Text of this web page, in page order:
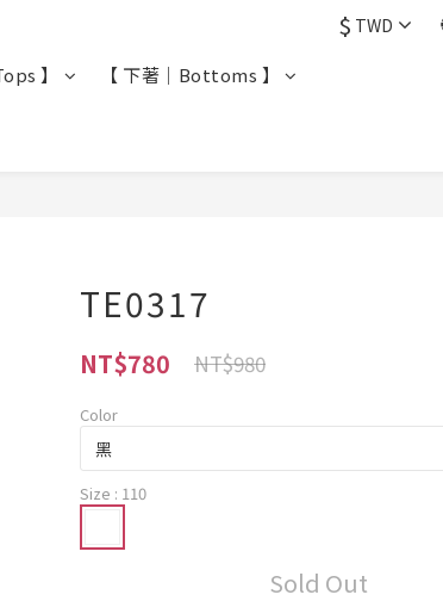
$ TWD
】
【 下著｜Bottoms 】
TE0317
NT$780 NT$980
Color
Size : 110
Sold Out